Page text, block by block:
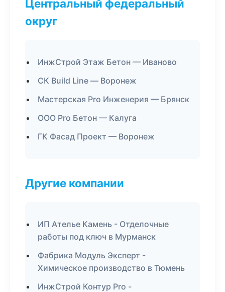
Центральный федеральный
округ
ИнжСтрой Этаж Бетон — Иваново
СК Build Line — Воронеж
Мастерская Pro Инженерия — Брянск
ООО Pro Бетон — Калуга
ГК Фасад Проект — Воронеж
Другие компании
ИП Ателье Камень - Отделочные
работы под ключ в Мурманск
Фабрика Модуль Эксперт -
Химическое производство в Тюмень
ИнжСтрой Контур Pro -